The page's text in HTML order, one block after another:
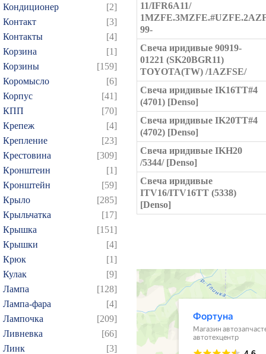
Кондиционер
[2]
Контакт
[3]
Контакты
[4]
Корзина
[1]
Корзины
[159]
Коромысло
[6]
Корпус
[41]
КПП
[70]
Крепеж
[4]
Крепление
[23]
Крестовина
[309]
Кронштеин
[1]
Кронштейн
[59]
Крыло
[285]
Крыльчатка
[17]
Крышка
[151]
Крышки
[4]
Крюк
[1]
Кулак
[9]
Лампа
[128]
Лампа-фара
[4]
Лампочка
[209]
Ливневка
[66]
Линк
[3]
11/IFR6A11/
99-
Свеча иридивые 90919-
01221 (SK20BGR11)
TOYOTA(TW) /1AZFSE/
Свеча иридивые IK16TT#4
(4701) [Denso]
Свеча иридивые IK20TT#4
(4702) [Denso]
Свеча иридивые IKH20
/5344/ [Denso]
Свеча иридивые
ITV16/ITV16TT (5338)
[Denso]